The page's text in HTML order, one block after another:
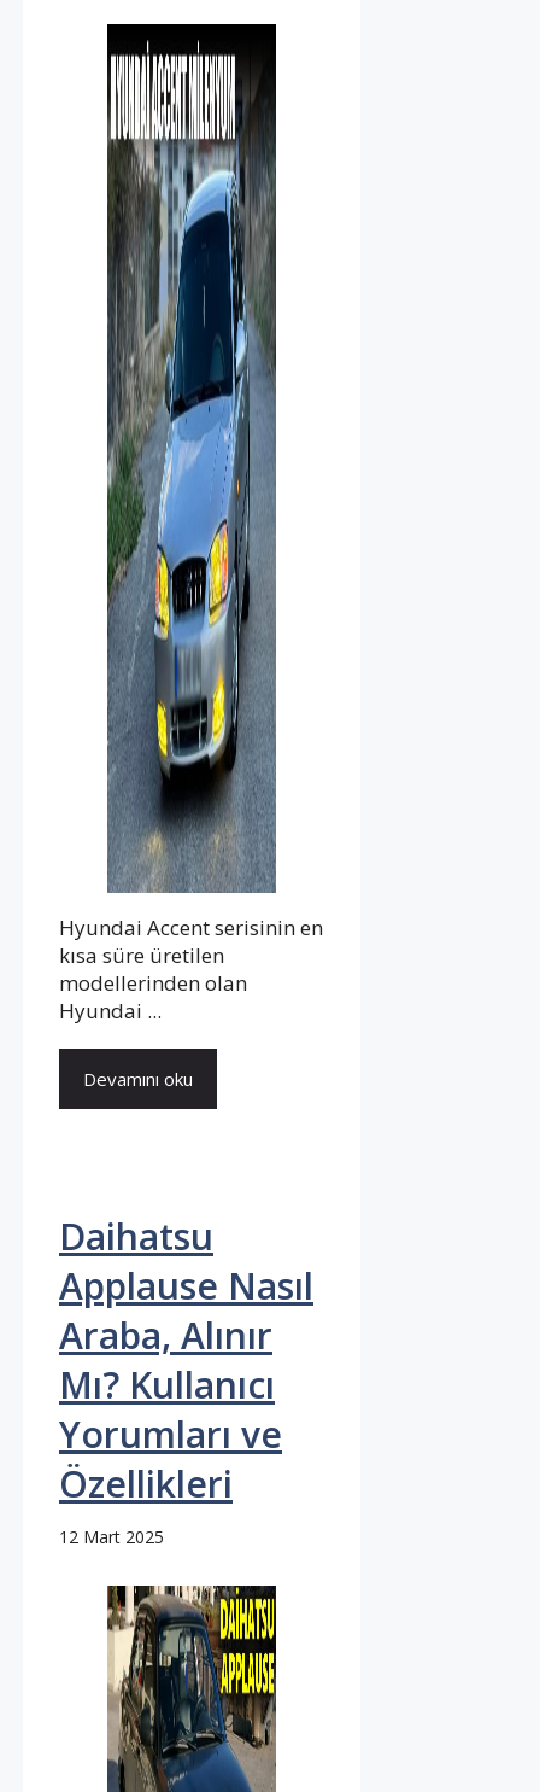
Hyundai Accent serisinin en
kısa süre üretilen
modellerinden olan
Hyundai ...
Devamını oku
Daihatsu
Applause Nasıl
Araba, Alınır
Mı? Kullanıcı
Yorumları ve
Özellikleri
12 Mart 2025